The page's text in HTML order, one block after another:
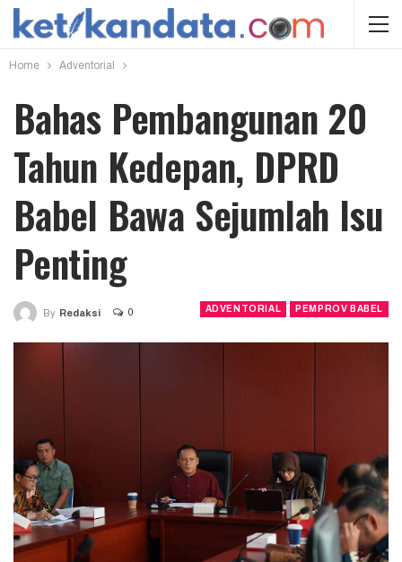
Home Adventorial
Bahas Pembangunan 20
Tahun Kedepan, DPRD
Babel Bawa Sejumlah Isu
Penting
ADVENTORIAL PEMPROV BABEL
By Redaksi 0